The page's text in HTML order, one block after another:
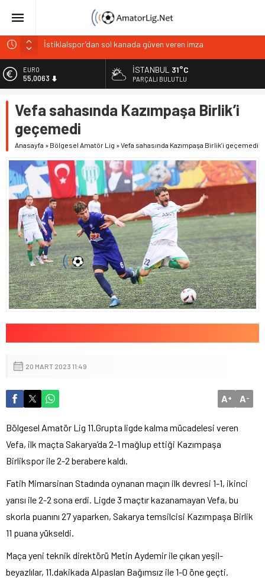
İstiklalspor’dan sol kanada güven veren imza
Paşabahçespor’da sportif direktörlük görevine Mehmet
İstanbul Gençlerbirliği hücum hattını güçlendirdi
Vardarspor teknik ekibiyle yola devam ediyor
Kuzeyin Kaplanları Kaygısız ile yeniden
EURO
55,0063
6.543,59
BİST
13.798,82
47,7010
İSTANBUL 31°C
PARÇALI BULUTLU
Vefa sahasında Kazımpaşa Birlik’i
geçemedi
Anasayfa » Bölgesel Amatör Lig »Vefa sahasında Kazımpaşa Birlik’i geçemedi
20 MART 2023 11:49
A+ A-
Bölgesel Amatör Lig 11.Grupta ligde kalma mücadelesi veren
Vefa, ilk maçta Sakarya’da 2-1 mağlup ettiği Kazımpaşa
Birlikspor ile 2-2 berabere kaldı.
Fatih Mimarsinan Stadında oynanan maçın ilk devresi 1-1, ikinci
yarısı ile 2-2 sona erdi. Ligde 3 maçtır kazanamayan Vefa, bu
skorla puanını 27 yaparken, Sakarya temsilcisi Kazımpaşa Birlik
11 puana yükseldi.
Maça yeni teknik direktörü Metin Aydemir ile çıkan yeşil-
beyazlılar, 11.dakikada Alpaslan Bağımsız ile 1-0 öne geçti.